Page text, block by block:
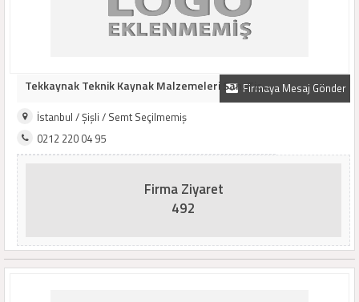
Firmaya Mesaj Gönder
Tekkaynak Teknik Kaynak Malzemeleri San. Tic...
İstanbul / Şişli / Semt Seçilmemiş
0212 220 04 95
Firma Ziyaret
492